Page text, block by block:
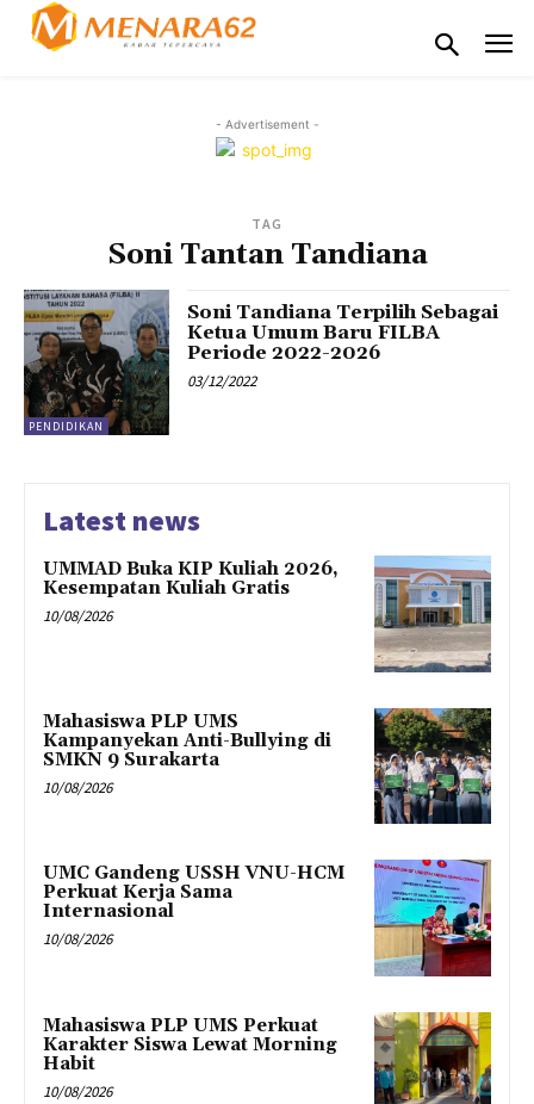
- Advertisement -
TAG
Soni Tantan Tandiana
PENDIDIKAN
Soni Tandiana Terpilih Sebagai
Ketua Umum Baru FILBA
Periode 2022-2026
03/12/2022
Latest news
UMMAD Buka KIP Kuliah 2026,
Kesempatan Kuliah Gratis
10/08/2026
Mahasiswa PLP UMS
Kampanyekan Anti-Bullying di
SMKN 9 Surakarta
10/08/2026
UMC Gandeng USSH VNU-HCM
Perkuat Kerja Sama
Internasional
10/08/2026
Mahasiswa PLP UMS Perkuat
Karakter Siswa Lewat Morning
Habit
10/08/2026